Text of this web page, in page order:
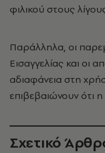
φιλικού στους
Παράλληλα, οι
Εισαγγελίας και οι
αδιαφάνεια στη
επιβεβαιώνουν ότι
Σχετικό